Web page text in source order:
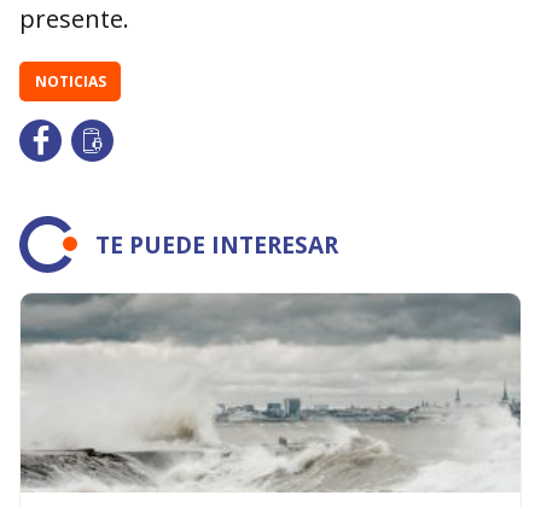
presente.
NOTICIAS
TE PUEDE INTERESAR